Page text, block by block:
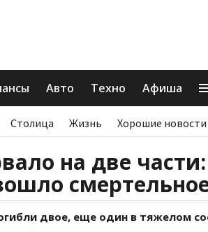
Авто Техно Афиша
Столица Жизнь Хорошие новости
на две
двое, еще один в тяжелом